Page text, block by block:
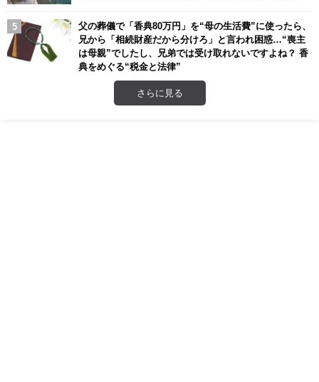
父の葬儀で「香典80万円」を“母の生活費”に使ったら、
兄から「相続財産だから分けろ」と言われ困惑…“喪主
は母親”でしたし、兄弟では受け取れないですよね？ 香
典をめぐる“税金と法律”
さらに見る